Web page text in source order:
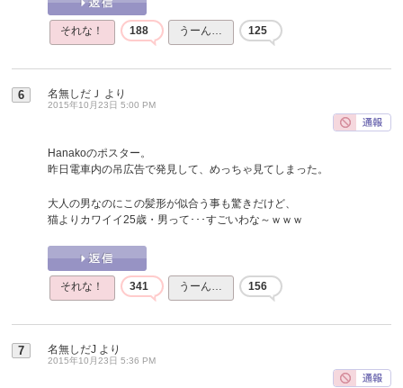
それな！ 188 うーん… 125
6 名無しだＪ より
2015年10月23日 5:00 PM
Hanakoのポスター。
昨日電車内の吊広告で発見して、めっちゃ見てしまった。
大人の男なのにこの髪形が似合う事も驚きだけど、
猫よりカワイイ25歳・男って･･･すごいわな～ｗｗｗ
それな！ 341 うーん… 156
7 名無しだJ より
2015年10月23日 5:36 PM